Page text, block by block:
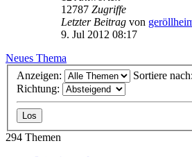
12787 Zugriffe
Letzter Beitrag von
9. Jul 2012 08:17
Neues Thema
Anzeigen:
Sortiere nach:
Richtung:
294 Themen